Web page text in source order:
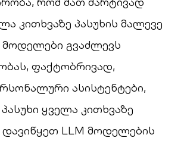
კითხვაზე პასუხის მალევე
მოდელები გვაძლევს
ფაქტობრივად,
ასისტენტები,
ყველა კითხვაზე
დავიწყეთ LLM მოდელების